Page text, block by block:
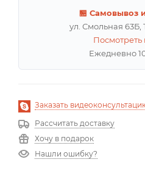
🏪 Самовывоз
ул. Смольная
Посмотреть
Ежедневно
Заказать
Рассчитать доставку
Хочу в подарок
Нашли ошибку?